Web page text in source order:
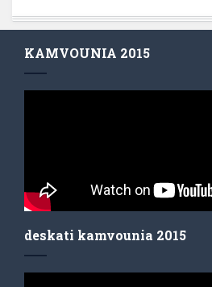
KAMVOUNIA 2015
deskati kamvounia 2015